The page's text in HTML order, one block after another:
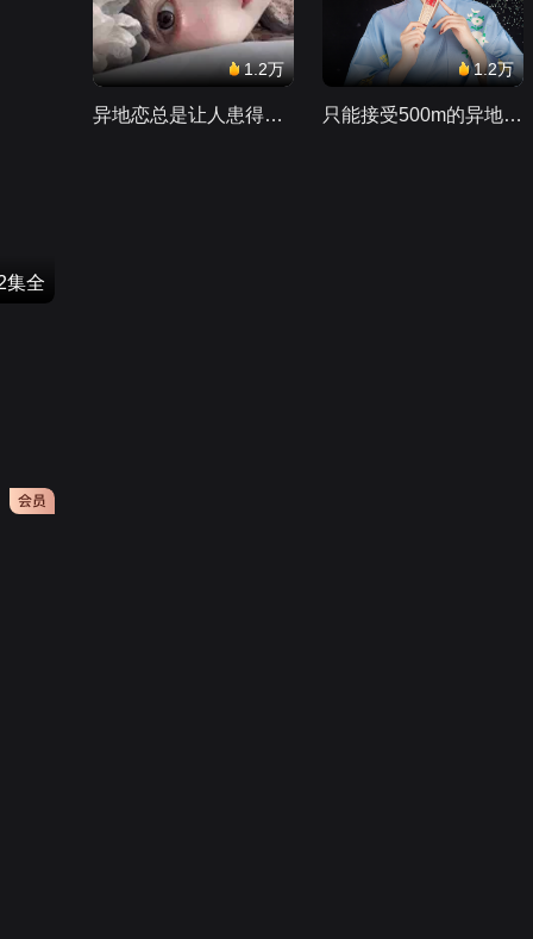
集全
1.2万
异地恋总是让人患得患失。。。
1.2万
只能接受500m的异地恋，电动车没电了......